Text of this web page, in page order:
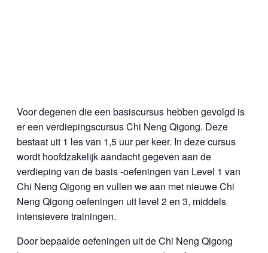
Voor degenen die een basiscursus hebben gevolgd is
er een verdiepingscursus Chi Neng Qigong. Deze
bestaat uit 1 les van 1,5 uur per keer. In deze cursus
wordt hoofdzakelijk aandacht gegeven aan de
verdieping van de basis -oefeningen van Level 1 van
Chi Neng Qigong en vullen we aan met nieuwe Chi
Neng Qigong oefeningen uit level 2 en 3, middels
intensievere trainingen.
Door bepaalde oefeningen uit de Chi Neng Qigong